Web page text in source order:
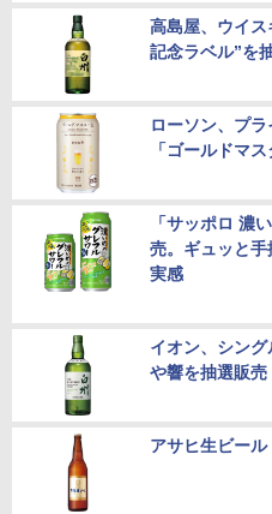
高島屋、ウイ
記念ラベル”を
ローソン、プ
「ゴールドマ
「サッポロ 濃
売。ギュッと
実感
イオン、シン
や響を抽選販売
アサヒ生ビール